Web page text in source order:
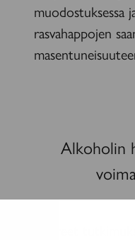
muodostuksessa
rasvahappojen
Alkoholin